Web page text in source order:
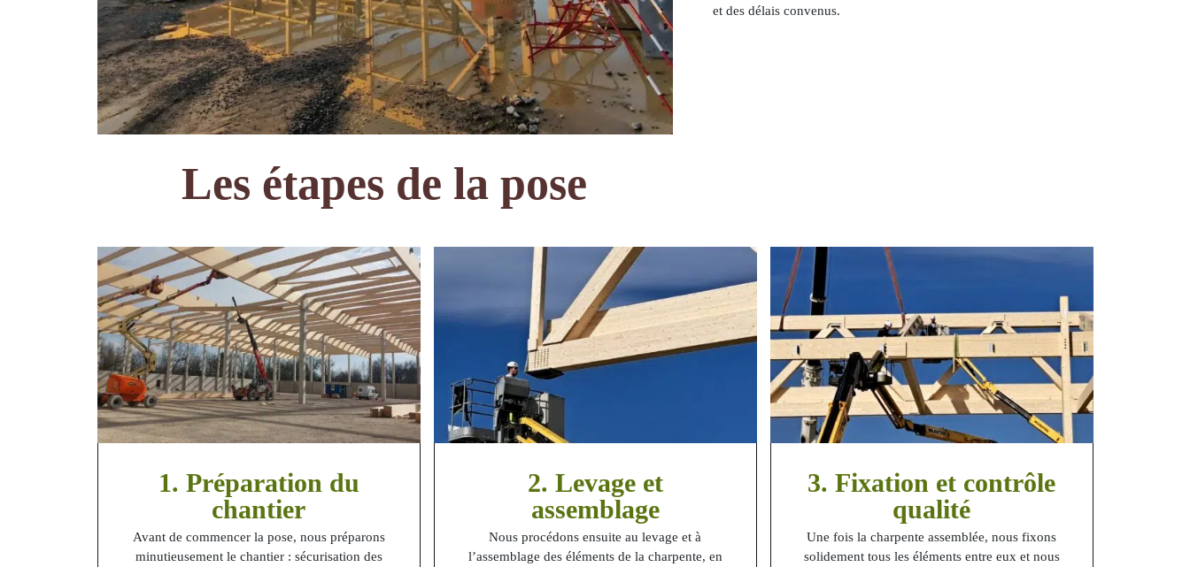
et des délais convenus.
Les étapes de la pose
1. Préparation du
chantier
Avant de commencer la pose, nous préparons
minutieusement le chantier : sécurisation des
2. Levage et
assemblage
Nous procédons ensuite au levage et à
l’assemblage des éléments de la charpente, en
3. Fixation et contrôle
qualité
Une fois la charpente assemblée, nous fixons
solidement tous les éléments entre eux et nous